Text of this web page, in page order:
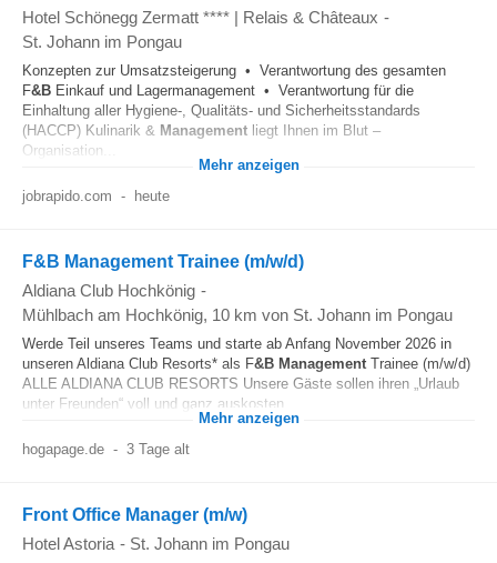
Hotel Schönegg Zermatt **** | Relais & Châteaux -
St. Johann im Pongau
Konzepten zur Umsatzsteigerung • Verantwortung des gesamten
F&B Einkauf und Lagermanagement • Verantwortung für die
Einhaltung aller Hygiene-, Qualitäts- und Sicherheitsstandards
(HACCP) Kulinarik & Management liegt Ihnen im Blut –
Organisation...
Mehr anzeigen
jobrapido.com - heute
F&B Management Trainee (m/w/d)
Aldiana Club Hochkönig -
Mühlbach am Hochkönig, 10 km von St. Johann im Pongau
Werde Teil unseres Teams und starte ab Anfang November 2026 in
unseren Aldiana Club Resorts* als F&B Management Trainee (m/w/d)
ALLE ALDIANA CLUB RESORTS Unsere Gäste sollen ihren „Urlaub
unter Freunden“ voll und ganz auskosten...
Mehr anzeigen
hogapage.de - 3 Tage alt
Front Office Manager (m/w)
Hotel Astoria - St. Johann im Pongau